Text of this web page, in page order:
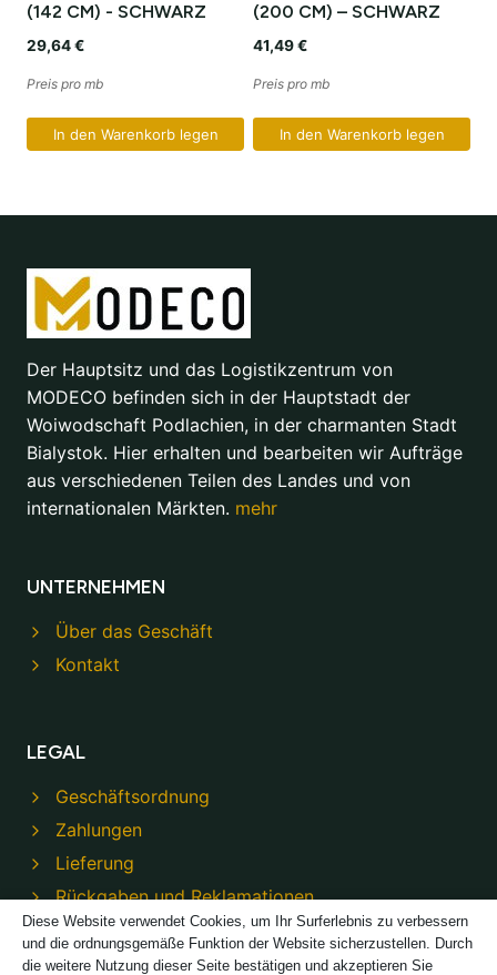
(142 CM) - SCHWARZ
29,64€
Preis pro mb
In den Warenkorb legen
(200 CM) – SCHWARZ
41,49€
Preis pro mb
In den Warenkorb legen
Der Hauptsitz und das Logistikzentrum von
MODECO befinden sich in der Hauptstadt der
Woiwodschaft Podlachien, in der charmanten Stadt
Bialystok. Hier erhalten und bearbeiten wir Aufträge
aus verschiedenen Teilen des Landes und von
internationalen Märkten. mehr
UNTERNEHMEN
Über das Geschäft
Kontakt
LEGAL
Geschäftsordnung
Zahlungen
Lieferung
Rückgaben und Reklamationen
Datenschutzbestimmungen
Diese Website verwendet Cookies, um Ihr Surferlebnis zu verbessern
und die ordnungsgemäße Funktion der Website sicherzustellen. Durch
die weitere Nutzung dieser Seite bestätigen und akzeptieren Sie